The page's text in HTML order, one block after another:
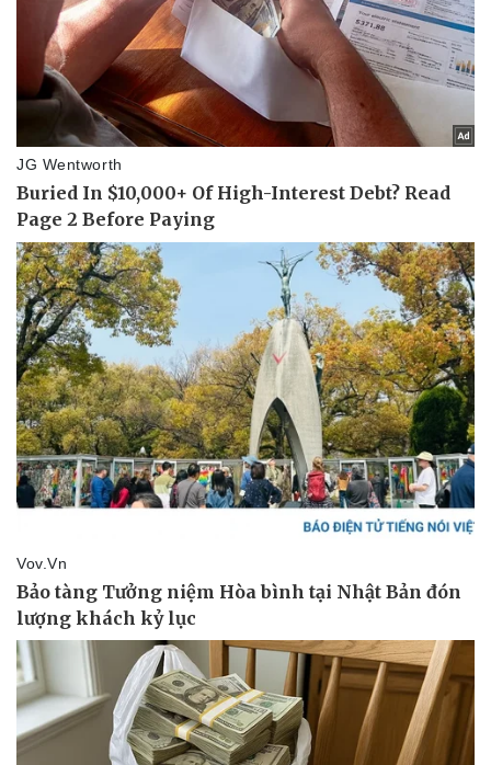
Pháp luật
Vụ án
Tin nóng
Tư vấn luật
Quân sự - Quốc phòng
Vũ khí
Việt Nam
Phân tích